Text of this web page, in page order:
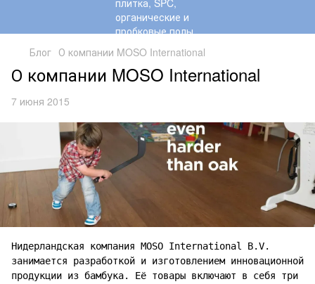
Блог О компании MOSO International
О компании MOSO International
7 июня 2015
Нидерландская компания MOSO International B.V.
занимается разработкой и изготовлением инновационной
продукции из бамбука. Её товары включают в себя три